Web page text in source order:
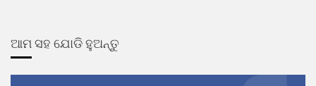
ଆମ ସହ ଯୋଡି ହୁଅନ୍ତୁ